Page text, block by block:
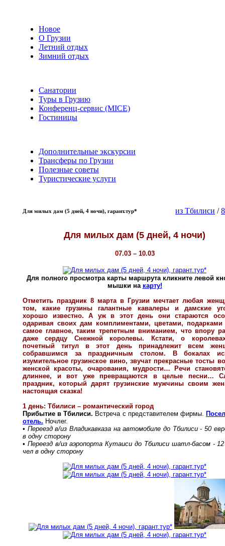
Новое
О Грузии
Летний отдых
Зимний отдых
Санатории
Туры в Грузию
Конференц-сервис (MICE)
Гостиницы
Дополнительные экскурсии
Трансферы по Грузии
Полезные советы
Туристические услуги
Для милых дам (5 дней, 4 ночи), гарант.тур* из Тбилиси /
Для милых дам (5 дней, 4 ночи)
07.03 – 10.03
Для полного просмотра карты маршрута кликните левой
мышки на карту!
Отметить праздник 8 марта в Грузии мечтает любая
том, какие грузины галантные кавалеры и дамские
хорошо известно. А уж в этот день они стараются
одаривая своих дам комплиментами, цветами,
самое главное, таким трепетным вниманием, что впору
даже сердцу Снежной королевы. Кстати, о
почетный титул в этот день принадлежит всем
собравшимся за праздничным столом. В бокалах
изумительное грузинское вино, звучат прекрасные тосты
женской красоты, очарования, мудрости… Речи
длиннее, и вот уже превращаются в целые песни…
праздник, который дарят грузинские мужчины своим
настоящая сказка!
1 день: Тбилиси – романтический город
Прибытие в Тбилиси. Встреча с представителем фирмы.
отель. Ночлег.
• Переезд в/из Владикавказa на автомобиле до Тбилиси - 50
в одну сторону
• Переезд в/из аэропорта Кутаиси до Тбилиси шатл-басом -
чел в одну сторону